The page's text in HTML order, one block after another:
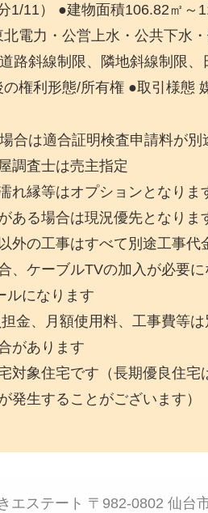
1/11） ●建物面積106.82㎡
電力・公営上水・公共下水
路斜線制限、隣地斜線制限
権利形態/所有権 ●取引様態
合は適合証明検査申請料が別
調査士は売主指定
れ縁等はオプションとなりま
ある場合は現況優先となりま
外の工事はすべて別途工事代
、ケーブルTVの加入が必要に
ルになります
金、月額使用料、工事費等
があります
対象住宅です（長期優良住宅
発生することがございます）
エステート 〒982-0802 仙台